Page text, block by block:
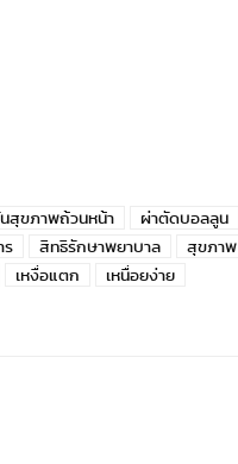
สุขภาพถ้วนหน้า
ผ่าตัดบอลลูน
ร สิทธิรักษาพยาบาล
สุขภาพ
เหงื่อแตก
เหนื่อยง่าย